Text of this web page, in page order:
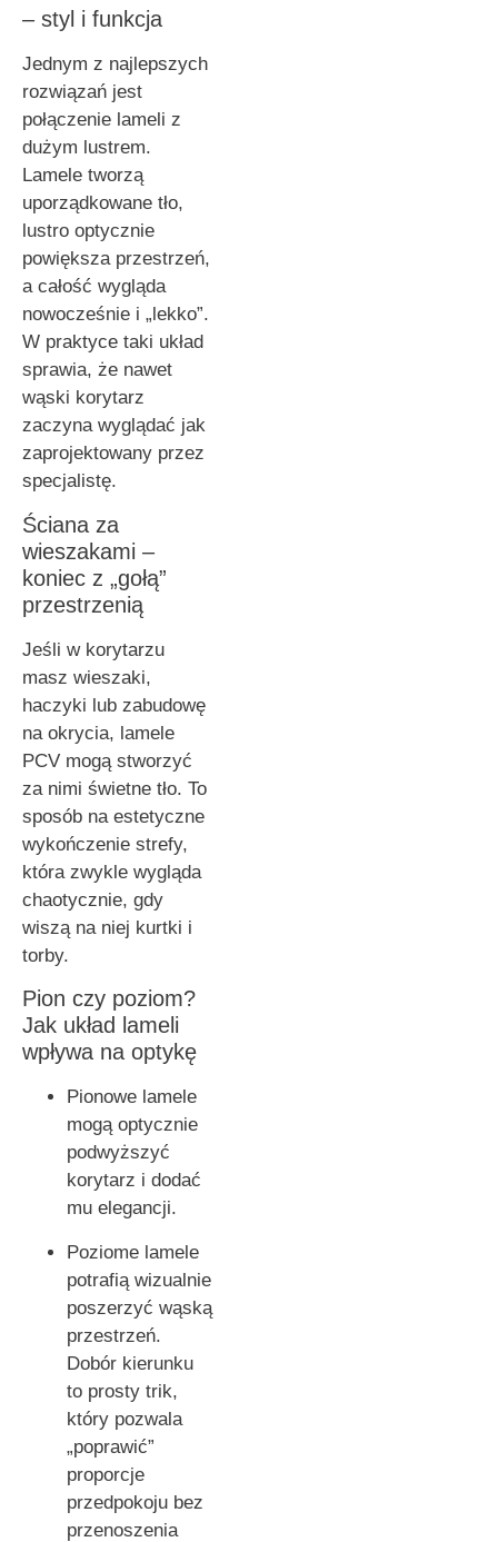
– styl i funkcja
Jednym z najlepszych
rozwiązań jest
połączenie lameli z
dużym lustrem.
Lamele tworzą
uporządkowane tło,
lustro optycznie
powiększa przestrzeń,
a całość wygląda
nowocześnie i „lekko”.
W praktyce taki układ
sprawia, że nawet
wąski korytarz
zaczyna wyglądać jak
zaprojektowany przez
specjalistę.
Ściana za
wieszakami –
koniec z „gołą”
przestrzenią
Jeśli w korytarzu
masz wieszaki,
haczyki lub zabudowę
na okrycia, lamele
PCV mogą stworzyć
za nimi świetne tło. To
sposób na estetyczne
wykończenie strefy,
która zwykle wygląda
chaotycznie, gdy
wiszą na niej kurtki i
torby.
Pion czy poziom?
Jak układ lameli
wpływa na optykę
Pionowe lamele
mogą optycznie
podwyższyć
korytarz i dodać
mu elegancji.
Poziome lamele
potrafią wizualnie
poszerzyć wąską
przestrzeń.
Dobór kierunku
to prosty trik,
który pozwala
„poprawić”
proporcje
przedpokoju bez
przenoszenia